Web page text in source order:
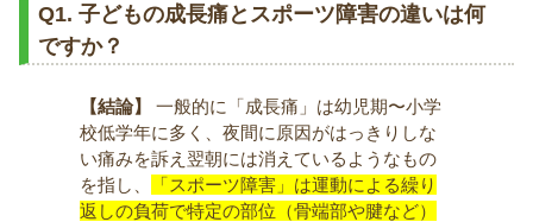
Q1. 子どもの成長痛とスポーツ障害の違いは何
ですか？
【結論】
一般的に「成長痛」は幼児期〜小学
校低学年に多く、夜間に原因がはっきりしな
い痛みを訴え翌朝には消えているようなもの
を指し、
「スポーツ障害」は運動による繰り
返しの負荷で特定の部位（骨端部や腱など）